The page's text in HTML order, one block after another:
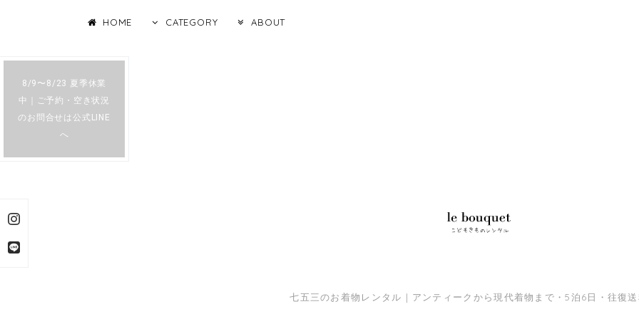
8/9〜8/23 夏季休業
中｜ご予約・空き状況
のお問合せは公式LINE
へ
HOME CATEGORY ABOUT
七五三のお着物レンタル｜アンティークから現代着物まで・5泊6日・往復